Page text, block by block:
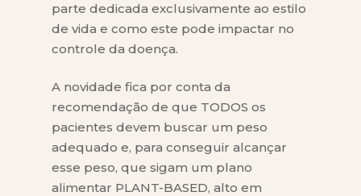
parte dedicada exclusivamente ao estilo
de vida e como este pode impactar no
controle da doença.
A novidade fica por conta da
recomendação de que TODOS os
pacientes devem buscar um peso
adequado e, para conseguir alcançar
esse peso, que sigam um plano
alimentar PLANT-BASED, alto em